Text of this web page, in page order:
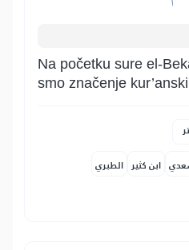
Na početku sure el-
smo značenje
ابن كثير الطبري